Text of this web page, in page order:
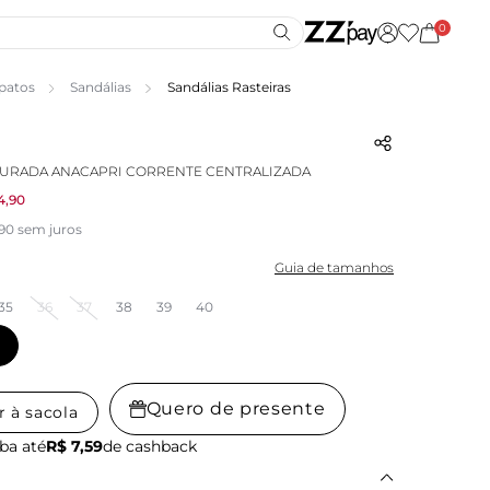
0
Sandálias Sandálias Rasteiras
ANACAPRI CORRENTE CENTRALIZADA
sem juros
Guia de tamanhos
36 37 38 39 40
à sacola Quero de presente
atéR$ 7,59de cashback